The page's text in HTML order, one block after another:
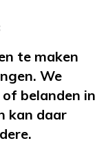
te maken
We
belanden in
kan daar